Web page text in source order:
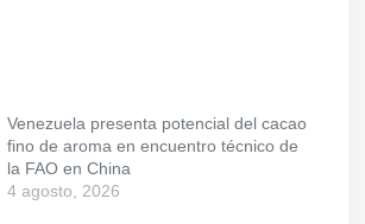
Venezuela presenta potencial del cacao
fino de aroma en encuentro técnico de
la FAO en China
4 agosto, 2026